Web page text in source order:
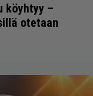
köyhtyy –
otetaan